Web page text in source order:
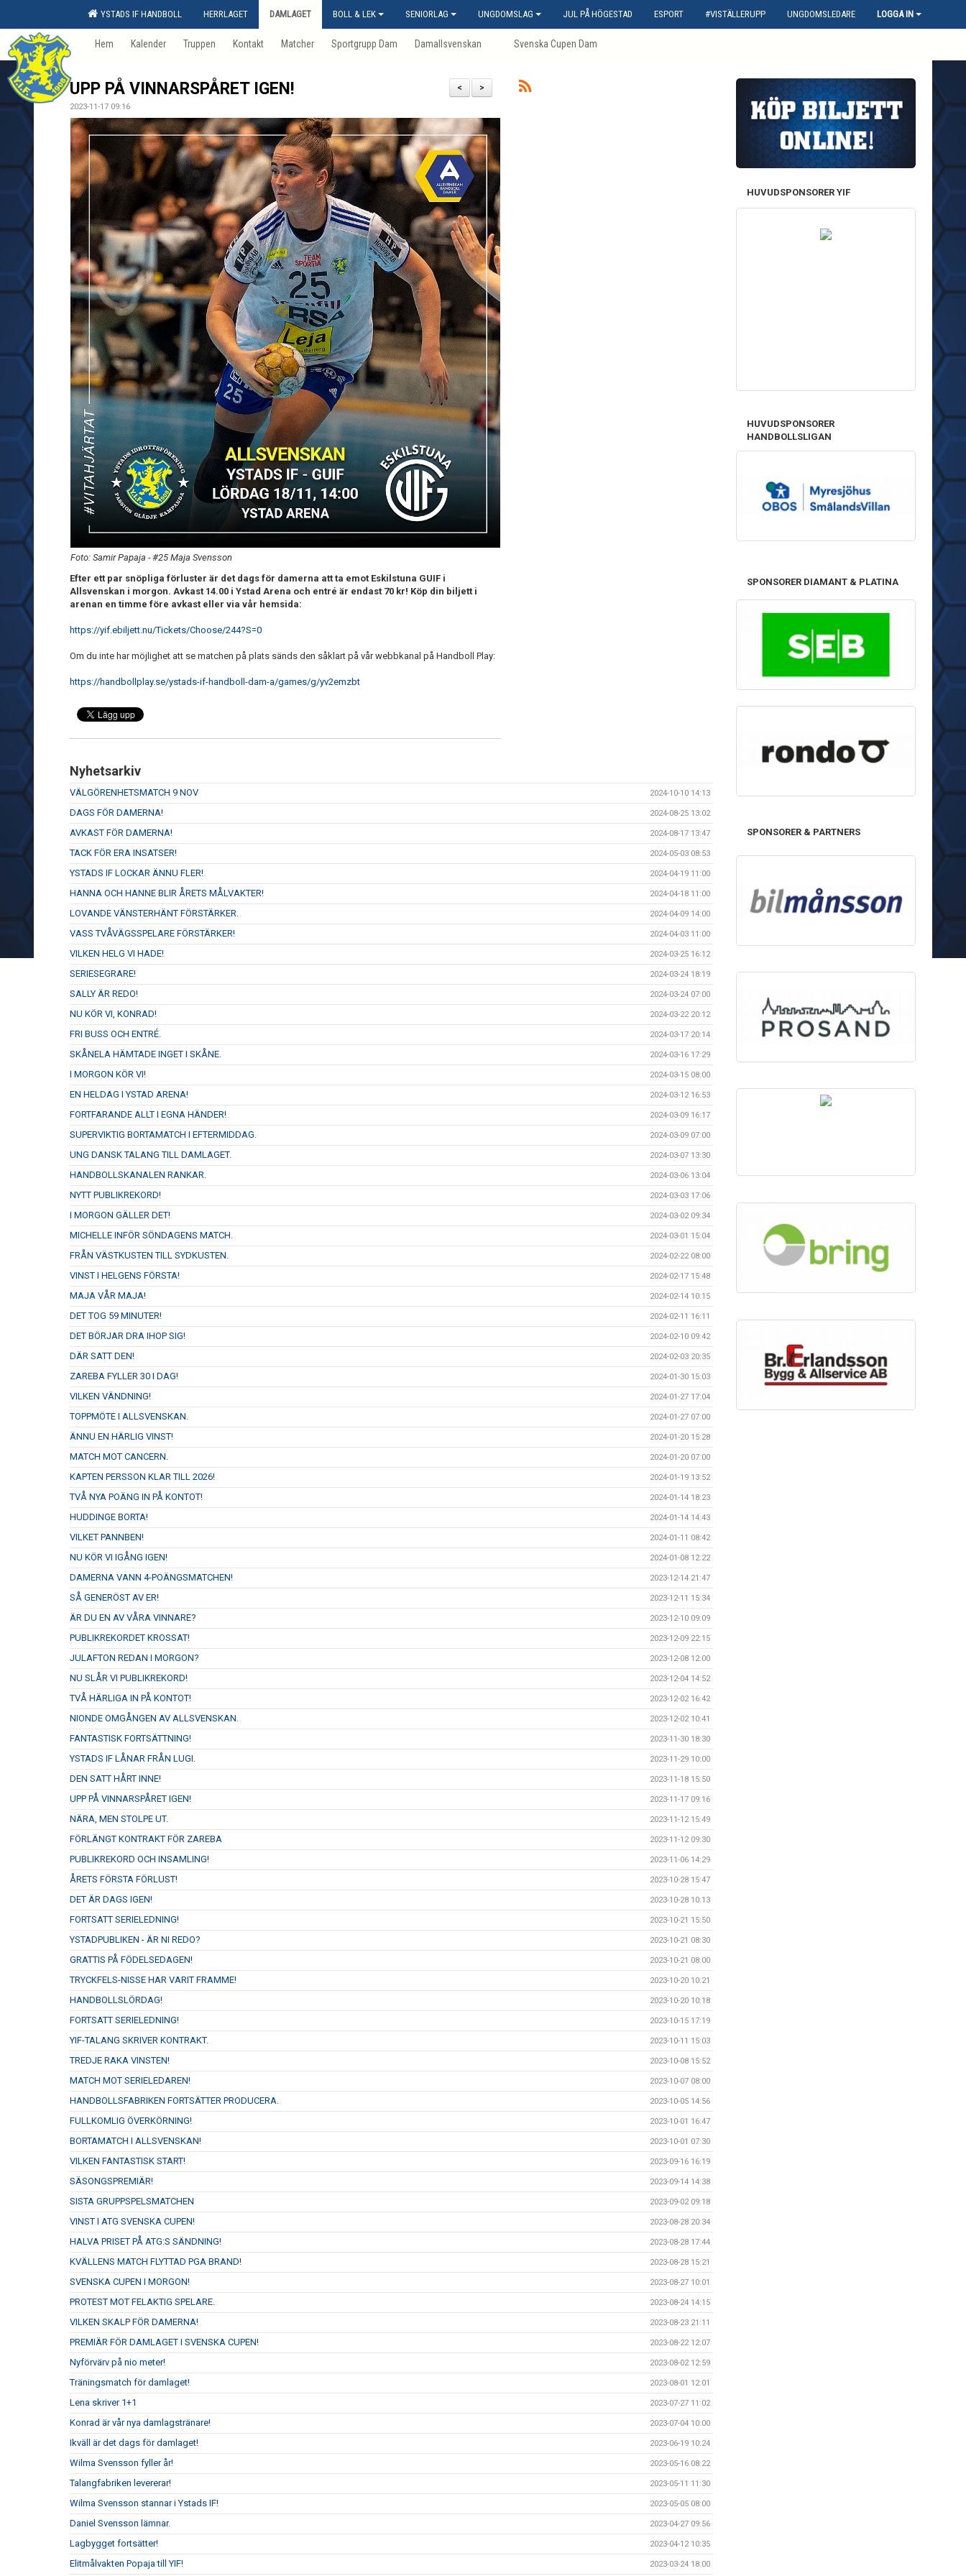
YSTADS IF HANDBOLL HERRLAGET DAMLAGET BOLL & LEK SENIORLAG UNGDOMSLAG JUL PÅ HÖGESTAD ESPORT #VISTÄLLERUPP UNGDOMSLEDARE LOGGA IN
Hem Kalender Truppen Kontakt Matcher Sportgrupp Dam Damallsvenskan Svenska Cupen Dam
>
<
UPP PÅ VINNARSPÅRET IGEN!
2023-11-17 09:16
Foto: Samir Papaja - #25 Maja Svensson
Efter ett par snöpliga förluster är det dags för damerna att ta emot Eskilstuna GUIF i
Allsvenskan i morgon. Avkast 14.00 i Ystad Arena och entré är endast 70 kr! Köp din biljett i
arenan en timme före avkast eller via vår hemsida:
https://yif.ebiljett.nu/Tickets/Choose/244?S=0
Om du inte har möjlighet att se matchen på plats sänds den såklart på vår webbkanal på Handboll Play:
https://handbollplay.se/ystads-if-handboll-dam-a/games/g/yv2emzbt
Nyhetsarkiv
VÄLGÖRENHETSMATCH 9 NOV 2024-10-10 14:13
DAGS FÖR DAMERNA! 2024-08-25 13:02
AVKAST FÖR DAMERNA! 2024-08-17 13:47
TACK FÖR ERA INSATSER! 2024-05-03 08:53
YSTADS IF LOCKAR ÄNNU FLER! 2024-04-19 11:00
HANNA OCH HANNE BLIR ÅRETS MÅLVAKTER! 2024-04-18 11:00
LOVANDE VÄNSTERHÄNT FÖRSTÄRKER. 2024-04-09 14:00
VASS TVÅVÄGSSPELARE FÖRSTÄRKER! 2024-04-03 11:00
VILKEN HELG VI HADE! 2024-03-25 16:12
SERIESEGRARE! 2024-03-24 18:19
SALLY ÄR REDO! 2024-03-24 07:00
NU KÖR VI, KONRAD! 2024-03-22 20:12
FRI BUSS OCH ENTRÉ. 2024-03-17 20:14
SKÅNELA HÄMTADE INGET I SKÅNE. 2024-03-16 17:29
I MORGON KÖR VI! 2024-03-15 08:00
EN HELDAG I YSTAD ARENA! 2024-03-12 16:53
FORTFARANDE ALLT I EGNA HÄNDER! 2024-03-09 16:17
SUPERVIKTIG BORTAMATCH I EFTERMIDDAG. 2024-03-09 07:00
UNG DANSK TALANG TILL DAMLAGET. 2024-03-07 13:30
HANDBOLLSKANALEN RANKAR. 2024-03-06 13:04
NYTT PUBLIKREKORD! 2024-03-03 17:06
I MORGON GÄLLER DET! 2024-03-02 09:34
MICHELLE INFÖR SÖNDAGENS MATCH. 2024-03-01 15:04
FRÅN VÄSTKUSTEN TILL SYDKUSTEN. 2024-02-22 08:00
VINST I HELGENS FÖRSTA! 2024-02-17 15:48
MAJA VÅR MAJA! 2024-02-14 10:15
DET TOG 59 MINUTER! 2024-02-11 16:11
DET BÖRJAR DRA IHOP SIG! 2024-02-10 09:42
DÄR SATT DEN! 2024-02-03 20:35
ZAREBA FYLLER 30 I DAG! 2024-01-30 15:03
VILKEN VÄNDNING! 2024-01-27 17:04
TOPPMÖTE I ALLSVENSKAN. 2024-01-27 07:00
ÄNNU EN HÄRLIG VINST! 2024-01-20 15:28
MATCH MOT CANCERN. 2024-01-20 07:00
KAPTEN PERSSON KLAR TILL 2026! 2024-01-19 13:52
TVÅ NYA POÄNG IN PÅ KONTOT! 2024-01-14 18:23
HUDDINGE BORTA! 2024-01-14 14:43
VILKET PANNBEN! 2024-01-11 08:42
NU KÖR VI IGÅNG IGEN! 2024-01-08 12:22
DAMERNA VANN 4-POÄNGSMATCHEN! 2023-12-14 21:47
SÅ GENERÖST AV ER! 2023-12-11 15:34
ÄR DU EN AV VÅRA VINNARE? 2023-12-10 09:09
PUBLIKREKORDET KROSSAT! 2023-12-09 22:15
JULAFTON REDAN I MORGON? 2023-12-08 12:00
NU SLÅR VI PUBLIKREKORD! 2023-12-04 14:52
TVÅ HÄRLIGA IN PÅ KONTOT! 2023-12-02 16:42
NIONDE OMGÅNGEN AV ALLSVENSKAN. 2023-12-02 10:41
FANTASTISK FORTSÄTTNING! 2023-11-30 18:30
YSTADS IF LÅNAR FRÅN LUGI. 2023-11-29 10:00
DEN SATT HÅRT INNE! 2023-11-18 15:50
UPP PÅ VINNARSPÅRET IGEN! 2023-11-17 09:16
NÄRA, MEN STOLPE UT. 2023-11-12 15:49
FÖRLÄNGT KONTRAKT FÖR ZAREBA 2023-11-12 09:30
PUBLIKREKORD OCH INSAMLING! 2023-11-06 14:29
ÅRETS FÖRSTA FÖRLUST! 2023-10-28 15:47
DET ÄR DAGS IGEN! 2023-10-28 10:13
FORTSATT SERIELEDNING! 2023-10-21 15:50
YSTADPUBLIKEN - ÄR NI REDO? 2023-10-21 08:30
GRATTIS PÅ FÖDELSEDAGEN! 2023-10-21 08:00
TRYCKFELS-NISSE HAR VARIT FRAMME! 2023-10-20 10:21
HANDBOLLSLÖRDAG! 2023-10-20 10:18
FORTSATT SERIELEDNING! 2023-10-15 17:19
YIF-TALANG SKRIVER KONTRAKT. 2023-10-11 15:03
TREDJE RAKA VINSTEN! 2023-10-08 15:52
MATCH MOT SERIELEDAREN! 2023-10-07 08:00
HANDBOLLSFABRIKEN FORTSÄTTER PRODUCERA. 2023-10-05 14:56
FULLKOMLIG ÖVERKÖRNING! 2023-10-01 16:47
BORTAMATCH I ALLSVENSKAN! 2023-10-01 07:30
VILKEN FANTASTISK START! 2023-09-16 16:19
SÄSONGSPREMIÄR! 2023-09-14 14:38
SISTA GRUPPSPELSMATCHEN 2023-09-02 09:18
VINST I ATG SVENSKA CUPEN! 2023-08-28 20:34
HALVA PRISET PÅ ATG:S SÄNDNING! 2023-08-28 17:44
KVÄLLENS MATCH FLYTTAD PGA BRAND! 2023-08-28 15:21
SVENSKA CUPEN I MORGON! 2023-08-27 10:01
PROTEST MOT FELAKTIG SPELARE. 2023-08-24 14:15
VILKEN SKALP FÖR DAMERNA! 2023-08-23 21:11
PREMIÄR FÖR DAMLAGET I SVENSKA CUPEN! 2023-08-22 12:07
Nyförvärv på nio meter! 2023-08-02 12:59
Träningsmatch för damlaget! 2023-08-01 12:01
Lena skriver 1+1 2023-07-27 11:02
Konrad är vår nya damlagstränare! 2023-07-04 10:00
Ikväll är det dags för damlaget! 2023-06-19 10:24
Wilma Svensson fyller år! 2023-05-16 08:22
Talangfabriken levererar! 2023-05-11 11:30
Wilma Svensson stannar i Ystads IF! 2023-05-05 08:00
Daniel Svensson lämnar. 2023-04-27 09:56
Lagbygget fortsätter! 2023-04-12 10:35
Elitmålvakten Popaja till YIF! 2023-03-24 18:00
HUVUDSPONSORER YIF
HUVUDSPONSORER
HANDBOLLSLIGAN
SPONSORER DIAMANT & PLATINA
SPONSORER & PARTNERS